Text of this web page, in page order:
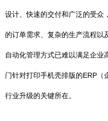
设计、快速的交付和广泛的受众
的订单需求、复杂的生产流程以
自动化管理方式已难以满足企
门针对打印手机壳排版的ERP（
行业升级的关键所在。